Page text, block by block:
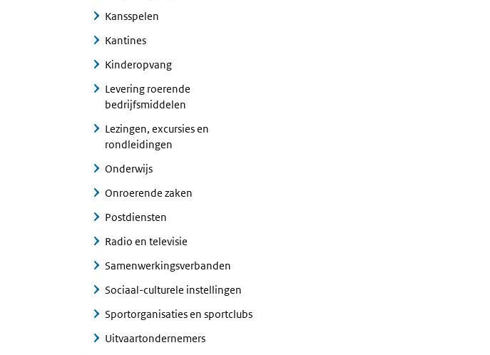
Kansspelen
Kantines
Kinderopvang
Levering roerende
bedrijfsmiddelen
Lezingen, excursies en
rondleidingen
Onderwijs
Onroerende zaken
Postdiensten
Radio en televisie
Samenwerkingsverbanden
Sociaal-culturele instellingen
Sportorganisaties en sportclubs
Uitvaartondernemers